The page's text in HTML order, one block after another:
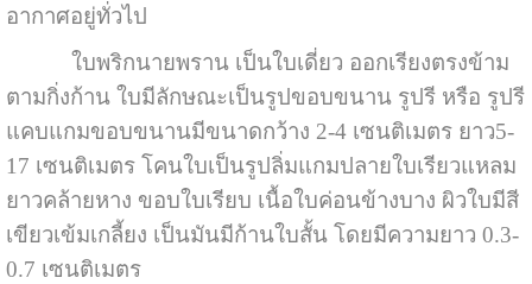
อากาศอยู่ทั่วไป
ใบพริกนายพราน เป็นใบเดี่ยว ออกเรียงตรงข้าม
ตามกิ่งก้าน ใบมีลักษณะเป็นรูปขอบขนาน รูปรี หรือ รูปรี
แคบแกมขอบขนานมีขนาดกว้าง 2-4 เซนติเมตร ยาว5-
17 เซนติเมตร โคนใบเป็นรูปลิ่มแกมปลายใบเรียวแหลม
ยาวคล้ายหาง ขอบใบเรียบ เนื้อใบค่อนข้างบาง ผิวใบมีสี
เขียวเข้มเกลี้ยง เป็นมันมีก้านใบสั้น โดยมีความยาว 0.3-
0.7 เซนติเมตร